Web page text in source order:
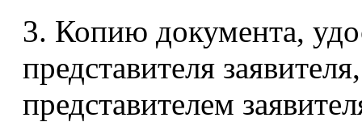
3. Копию документа,
представителя
представителем